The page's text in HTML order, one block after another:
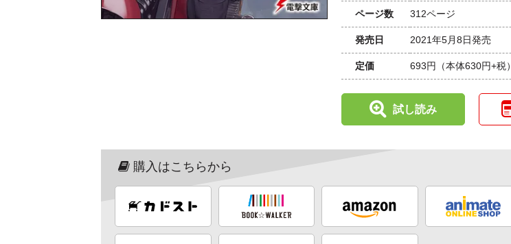
ページ数 312ページ
発売日 2021年5月8日発売
定価 693円 （本体630円+税）
試し読み
購入はこちらから